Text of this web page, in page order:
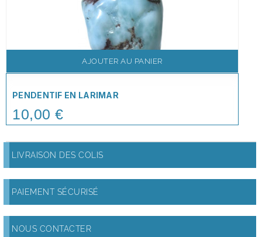
AJOUTER AU PANIER
PENDENTIF EN LARIMAR
Price
10,00 €
LIVRAISON DES COLIS
PAIEMENT SÉCURISÉ
NOUS CONTACTER